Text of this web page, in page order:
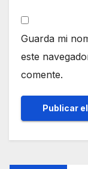
Guarda mi
este
comente.